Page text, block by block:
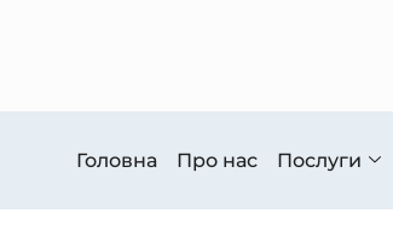
Головна Про нас Послуги